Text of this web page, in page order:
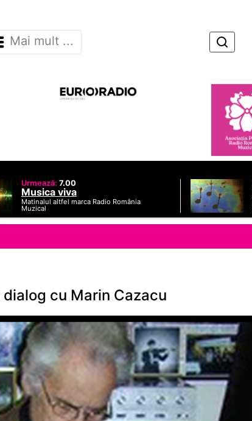
Mai mult ...
Urmează: 7.00
Musica viva
Matinalul altfel marca Radio România
Muzical
cu Marin Cazacu